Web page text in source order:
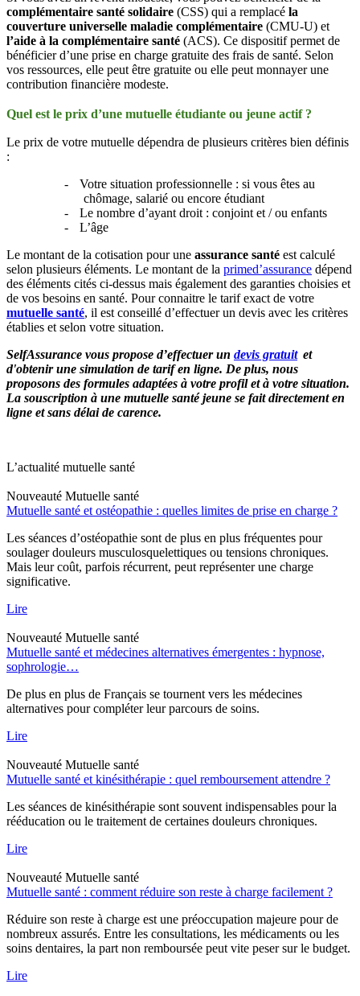
complémentaire santé solidaire (CSS) qui a remplacé la
couverture universelle maladie complémentaire (CMU-U) et
l’aide à la complémentaire santé (ACS). Ce dispositif permet de
bénéficier d’une prise en charge gratuite des frais de santé. Selon
vos ressources, elle peut être gratuite ou elle peut monnayer une
contribution financière modeste.
Quel est le prix d’une mutuelle étudiante ou jeune actif ?
Le prix de votre mutuelle dépendra de plusieurs critères bien définis
:
-
Votre situation professionnelle : si vous êtes au
chômage, salarié ou encore étudiant
-
Le nombre d’ayant droit : conjoint et / ou enfants
-
L’âge
Le montant de la cotisation pour une assurance santé est calculé
selon plusieurs éléments. Le montant de la primed’assurance dépend
des éléments cités ci-dessus mais également des garanties choisies et
de vos besoins en santé. Pour connaitre le tarif exact de votre
mutuelle santé, il est conseillé d’effectuer un devis avec les critères
établies et selon votre situation.
SelfAssurance vous propose d’effectuer un devis gratuit et
d'obtenir une simulation de tarif en ligne. De plus, nous
proposons des formules adaptées à votre profil et à votre situation.
La souscription à une mutuelle santé jeune se fait directement en
ligne et sans délai de carence.
L’actualité mutuelle santé
Nouveauté Mutuelle santé
Mutuelle santé et ostéopathie : quelles limites de prise en charge ?
Les séances d’ostéopathie sont de plus en plus fréquentes pour
soulager douleurs musculosquelettiques ou tensions chroniques.
Mais leur coût, parfois récurrent, peut représenter une charge
significative.
Lire
Nouveauté Mutuelle santé
Mutuelle santé et médecines alternatives émergentes : hypnose,
sophrologie…
De plus en plus de Français se tournent vers les médecines
alternatives pour compléter leur parcours de soins.
Lire
Nouveauté Mutuelle santé
Mutuelle santé et kinésithérapie : quel remboursement attendre ?
Les séances de kinésithérapie sont souvent indispensables pour la
rééducation ou le traitement de certaines douleurs chroniques.
Lire
Nouveauté Mutuelle santé
Mutuelle santé : comment réduire son reste à charge facilement ?
Réduire son reste à charge est une préoccupation majeure pour de
nombreux assurés. Entre les consultations, les médicaments ou les
soins dentaires, la part non remboursée peut vite peser sur le budget.
Lire